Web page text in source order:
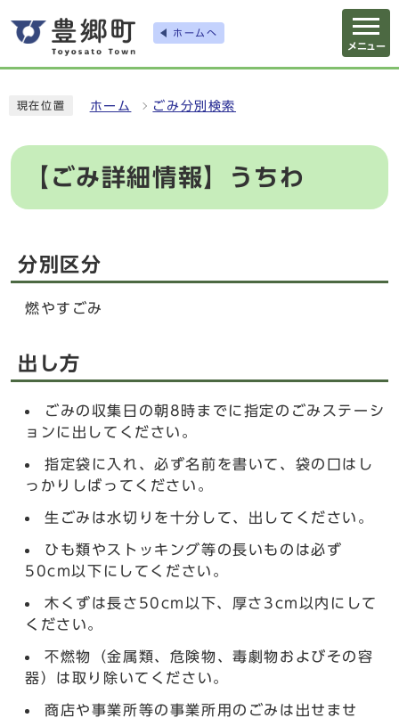
ホームへ
メニュー
現在位置 ホーム ごみ分別検索
【ごみ詳細情報】うちわ
分別区分
燃やすごみ
出し方
ごみの収集日の朝8時までに指定のごみステーシ
ョンに出してください。
指定袋に入れ、必ず名前を書いて、袋の口はし
っかりしばってください。
生ごみは水切りを十分して、出してください。
ひも類やストッキング等の長いものは必ず
50cm以下にしてください。
木くずは長さ50cm以下、厚さ3cm以内にして
ください。
不燃物（金属類、危険物、毒劇物およびその容
器）は取り除いてください。
商店や事業所等の事業所用のごみは出せませ